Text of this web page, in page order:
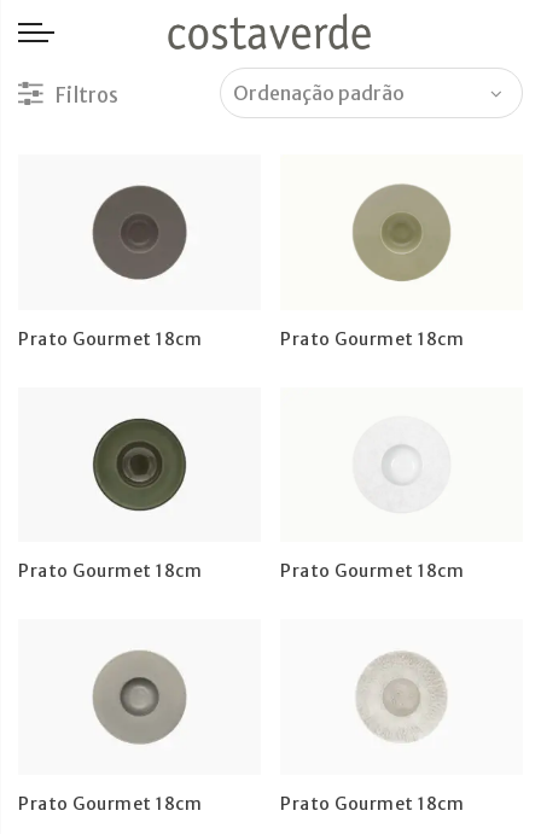
Prato Gourmet 18cm Prato Gourmet 18cm
Prato Gourmet 18cm Prato Gourmet 18cm
Prato Gourmet 18cm Prato Gourmet 18cm